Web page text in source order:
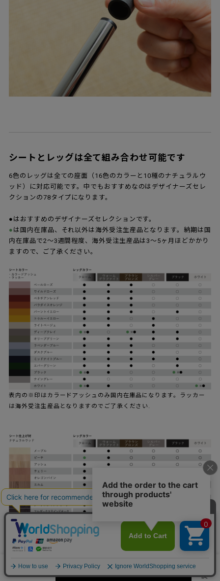
数量 カートに入れる
シートとレッグは全て組み合わせ可能です
6色のレッグは全ての座面（16色のカラーと10種のナチュラルウ
ッド）に対応可能です。中でもおすすめなのはデザイナーズセレ
クションの78タイプになります。
●はおすすめのデザイナーズセレクションです。
● は国内在庫品、それ以外は海外受注生産品となります。納期は国
内在庫品で2～3週間程度、海外受注生産品は3～5ヶ月ほどかかり
ますので、ご了承ください。
表内の※印はカラードアッシュのみ国内在庫品になります。ラッカー
は海外受注生産品となりますのでご了承ください.
※フロントパディング、フルパディングにも、7色のレッグカラーは対
応可能です。
※アイテム欄にない仕様をご希望のお客様は、お問い合わせフォーム
よりご連絡ください。